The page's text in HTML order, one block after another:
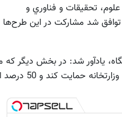
مشترک بین وزارت علوم، تحقيقات و فناوري و
شد مشارکت در این طرح‌ها
یادآور شد: در بخش دیگر که
به طرح‌های کلان ملی بود، وزارت دفاع توافق کرد از
بونوس